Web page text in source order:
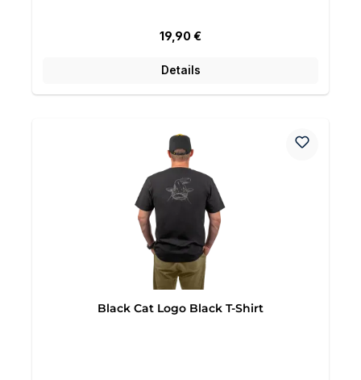
Regulärer Preis:
19,90 €
Details
Black Cat Logo Black T-Shirt